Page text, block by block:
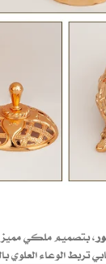
، بتصميم ملكي مميز
تربط الوعاء العلوي